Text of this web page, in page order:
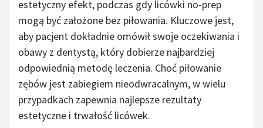
estetyczny efekt, podczas gdy licówki no-prep
mogą być założone bez piłowania. Kluczowe jest,
aby pacjent dokładnie omówił swoje oczekiwania i
obawy z dentystą, który dobierze najbardziej
odpowiednią metodę leczenia. Choć piłowanie
zębów jest zabiegiem nieodwracalnym, w wielu
przypadkach zapewnia najlepsze rezultaty
estetyczne i trwałość licówek.